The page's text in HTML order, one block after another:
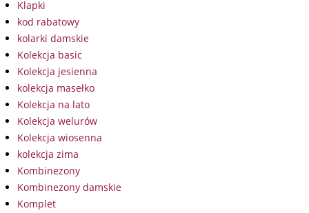
Klapki
kod rabatowy
kolarki damskie
Kolekcja basic
Kolekcja jesienna
kolekcja masełko
Kolekcja na lato
Kolekcja welurów
Kolekcja wiosenna
kolekcja zima
Kombinezony
Kombinezony damskie
Komplet